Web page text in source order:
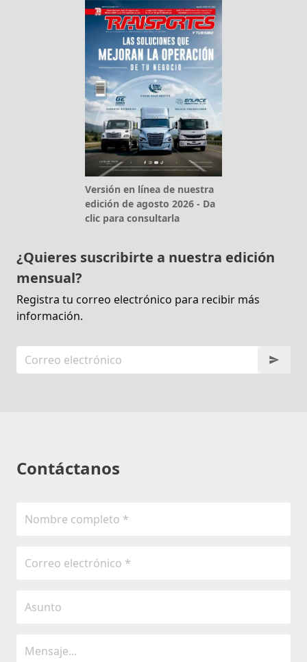
Versión en línea de nuestra
edición de agosto 2026 - Da
clic para consultarla
¿Quieres suscribirte a nuestra edición
mensual?
Registra tu correo electrónico para recibir más
información.
Contáctanos